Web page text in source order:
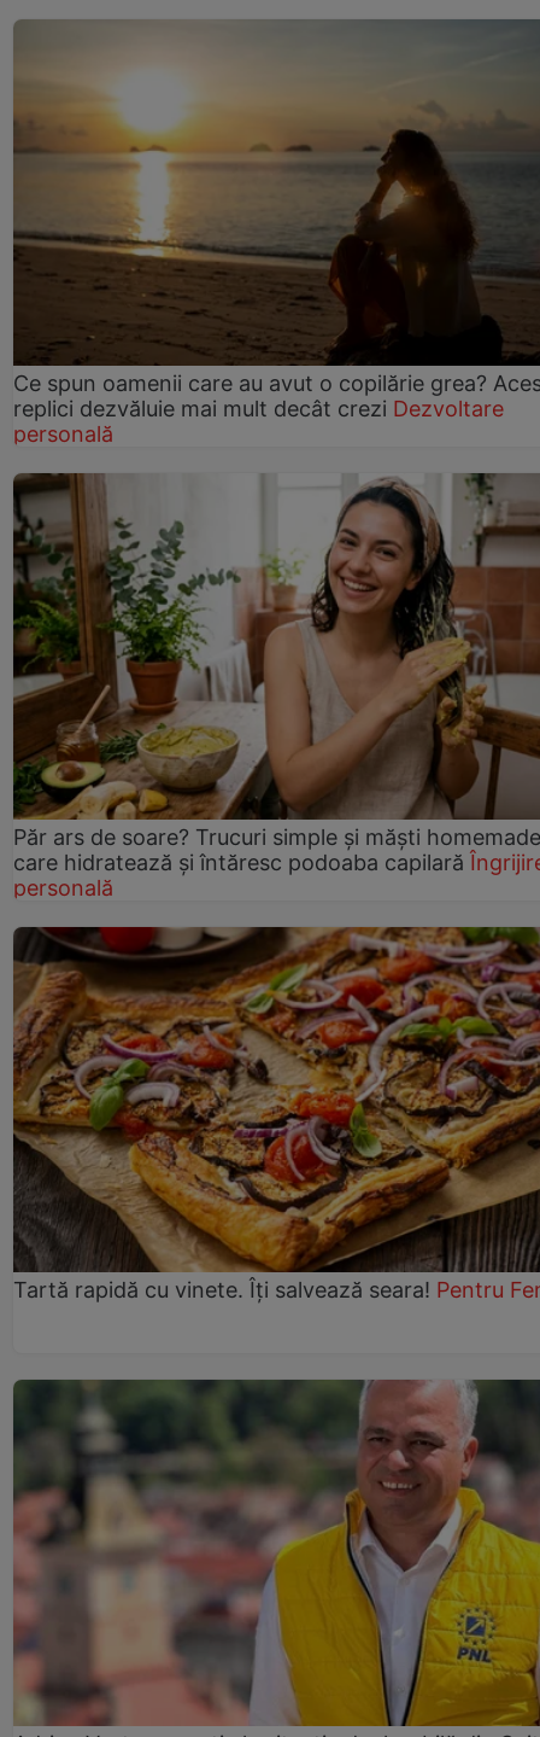
Ce spun oamenii care au avut o copilărie grea?
replici dezvăluie mai mult decât crezi Dezvoltare
personală
Păr ars de soare? Trucuri simple și măști homemade
care hidratează și întăresc podoaba capilară
personală
Tartă rapidă cu vinete. Îți salvează seara! Pentru